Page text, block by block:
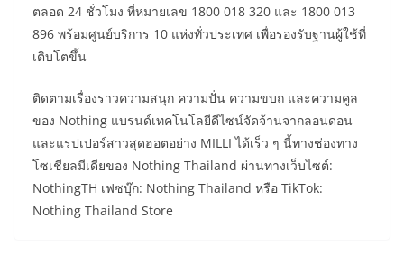
ตลอด 24 ชั่วโมง ที่หมายเลข 1800 018 320 และ 1800 013
896 พร้อมศูนย์บริการ 10 แห่งทั่วประเทศ เพื่อรองรับฐานผู้ใช้ที่
เติบโตขึ้น
​ติดตามเรื่องราวความสนุก ความปั่น ความขบถ และความคูล
ของ Nothing แบรนด์เทคโนโลยีดีไซน์จัดจ้านจากลอนดอน
และแรปเปอร์สาวสุดฮอตอย่าง MILLI ได้เร็ว ๆ นี้ทางช่องทาง
โซเชียลมีเดียของ Nothing Thailand ผ่านทางเว็บไซต์:
NothingTH เฟซบุ๊ก: Nothing Thailand หรือ TikTok:
Nothing Thailand Store